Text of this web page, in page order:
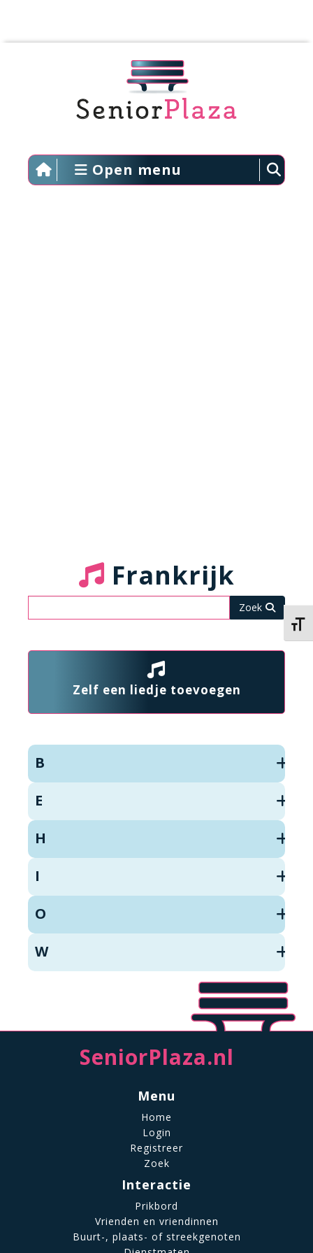
Open menu
Frankrijk
Zelf een liedje toevoegen
B
E
H
I
O
W
SeniorPlaza.nl
Menu
Home
Login
Registreer
Zoek
Interactie
Prikbord
Vrienden en vriendinnen
Buurt-, plaats- of streekgenoten